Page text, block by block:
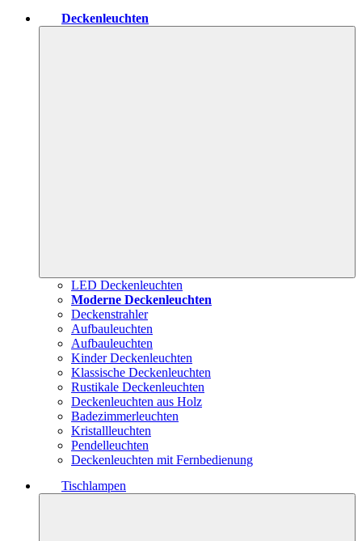
Deckenleuchten
LED Deckenleuchten
Moderne Deckenleuchten
Deckenstrahler
Aufbauleuchten
Aufbauleuchten
Kinder Deckenleuchten
Klassische Deckenleuchten
Rustikale Deckenleuchten
Deckenleuchten aus Holz
Badezimmerleuchten
Kristallleuchten
Pendelleuchten
Deckenleuchten mit Fernbedienung
Tischlampen